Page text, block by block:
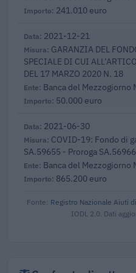
241.010 euro
2021-12-21
GARANZIA DEL
SPECIALE DI CUI
DEL 17 MARZO 2020 N. 18
Banca del Mezzogiorno
50.000 euro
2021-06-30
COVID-19: Fondo di
SA.59655 - Proroga SA.56966
Banca del Mezzogiorno
865.200 euro
Fonte: Registro Nazionale Aiuti
IODL 2.0. Dati